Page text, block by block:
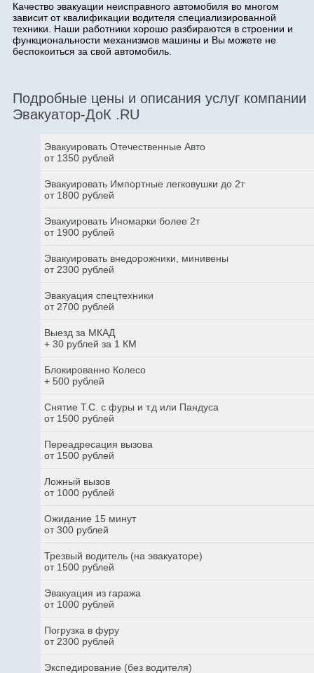
Качество эвакуации неисправного автомобиля во многом
зависит от квалификации водителя специализированной
техники. Наши работники хорошо разбираются в строении и
функциональности механизмов машины и Вы можете не
беспокоиться за свой автомобиль.
Подробные цены и описания услуг компании
Эвакуатор-ДоК .RU
Эвакуировать Отечественные Авто
от 1350 рублей
Эвакуировать Импортные легковушки до 2т
от 1800 рублей
Эвакуировать Иномарки более 2т
от 1900 рублей
Эвакуировать внедорожники, минивены
от 2300 рублей
Эвакуация спецтехники
от 2700 рублей
Выезд за МКАД
+ 30 рублей за 1 КМ
Блокированно Колесо
+ 500 рублей
Снятие Т.С. с фуры и т.д или Пандуса
от 1500 рублей
Переадресация вызова
от 1500 рублей
Ложный вызов
от 1000 рублей
Ожидание 15 минут
от 300 рублей
Трезвый водитель (на эвакуаторе)
от 1500 рублей
Эвакуация из гаража
от 1000 рублей
Погрузка в фуру
от 2300 рублей
Экспедирование (без водителя)